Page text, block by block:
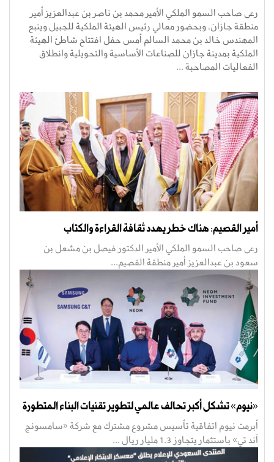
رعى صاحب السمو الملكي الأمير محمد بن ناصر بن عبدالعزيز أمير
منطقة جازان، وبحضور معالي رئيس الهيئة الملكية للجبيل وينبع
المهندس خالد بن محمد السالم أمس حفل افتتاح شاطئ الهيئة
الملكية بمدينة جازان للصناعات الأساسية والتحويلية وانطلاق
الفعاليات المصاحبة ...
أمير القصيم: هناك خطر يهدد ثقافة القراءة والكتاب
رعى صاحب السمو الملكي الأمير الدكتور فيصل بن مشعل بن
سعود بن عبدالعزيز أمير منطقة القصيم...
«نيوم» تشكل أكبر تحالف عالمي لتطوير تقنيات البناء المتطورة
أبرمت نيوم اتفاقية تأسيس مشروع مشترك مع شركة «سامسونج
آند تي» باستثمار يتجاوز 1.3 مليار ريال ...